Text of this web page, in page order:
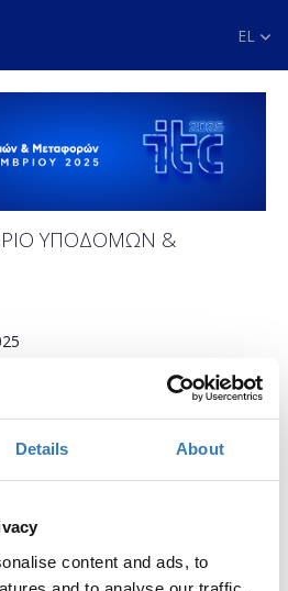
Details About
content and ads, to
EL
ΥΠΟΔΟΜΩΝ &
Κέντρο Αθηνών, Αθήνα
εγγραφών έχει λήξει.